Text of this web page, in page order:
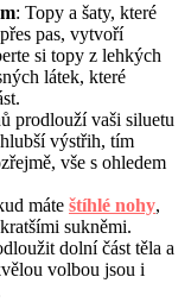
: Topy a šaty, které
pas, vytvoří
si topy z lehkých
látek, které
prodlouží vaši siluetu
výstřih, tím
vše s ohledem
máte štíhlé nohy,
sukněmi.
dolní část těla a
volbou jsou i